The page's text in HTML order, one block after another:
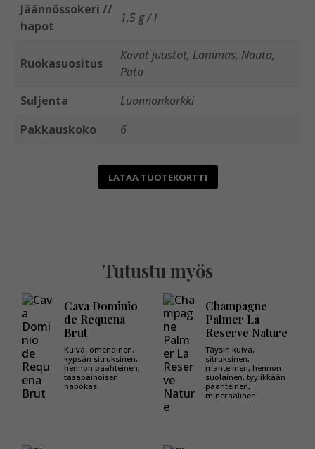
Jäännössokeri //
hapot
1,5 g / l
Ruokasuositus
Kovat juustot, Lammas, Nauta,
Pata
Suljenta
Luonnonkorkki
Pakkauskoko
6
LATAA TUOTEKORTTI
Tutustu myös
Cava Dominio
de Requena
Brut
Kuiva, omenainen,
kypsän sitruksinen,
hennon paahteinen,
tasapainoisen
hapokas
Champagne
Palmer La
Reserve Nature
Täysin kuiva,
sitruksinen,
mantelinen, hennon
suolainen, tyylikkään
paahteinen,
mineraalinen